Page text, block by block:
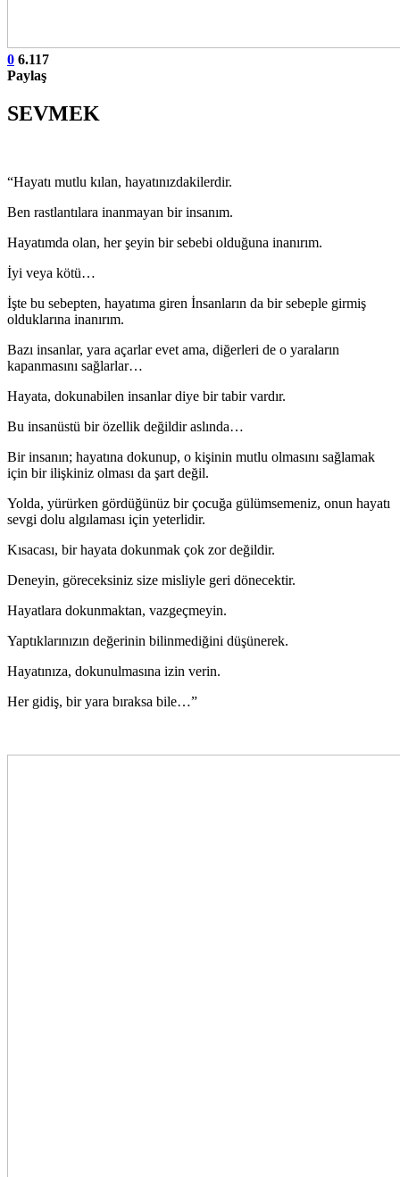
0 6.117
Paylaş
SEVMEK
“Hayatı mutlu kılan, hayatınızdakilerdir.
Ben rastlantılara inanmayan bir insanım.
Hayatımda olan, her şeyin bir sebebi olduğuna inanırım.
İyi veya kötü…
İşte bu sebepten, hayatıma giren İnsanların da bir sebeple girmiş
olduklarına inanırım.
Bazı insanlar, yara açarlar evet ama, diğerleri de o yaraların
kapanmasını sağlarlar…
Hayata, dokunabilen insanlar diye bir tabir vardır.
Bu insanüstü bir özellik değildir aslında…
Bir insanın; hayatına dokunup, o kişinin mutlu olmasını sağlamak
için bir ilişkiniz olması da şart değil.
Yolda, yürürken gördüğünüz bir çocuğa gülümsemeniz, onun hayatı
sevgi dolu algılaması için yeterlidir.
Kısacası, bir hayata dokunmak çok zor değildir.
Deneyin, göreceksiniz size misliyle geri dönecektir.
Hayatlara dokunmaktan, vazgeçmeyin.
Yaptıklarınızın değerinin bilinmediğini düşünerek.
Hayatınıza, dokunulmasına izin verin.
Her gidiş, bir yara bıraksa bile…”